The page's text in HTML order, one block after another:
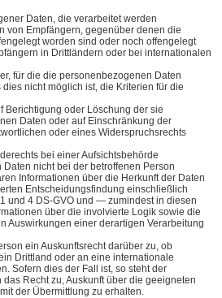
Daten, die verarbeitet werden
von Empfängern, gegenüber denen die
worden sind oder noch offengelegt
in Drittländern oder bei internationalen
für die die personenbezogenen Daten
nicht möglich ist, die Kriterien für die
Berichtigung oder Löschung der sie
Daten oder auf Einschränkung der
oder eines Widerspruchsrechts
bei einer Aufsichtsbehörde
nicht bei der betroffenen Person
Informationen über die Herkunft der Daten
Entscheidungsfindung einschließlich
und 4 DS-GVO und — zumindest in diesen
über die involvierte Logik sowie die
Auswirkungen einer derartigen Verarbeitung
ein Auskunftsrecht darüber zu, ob
Drittland oder an eine internationale
Sofern dies der Fall ist, so steht der
Recht zu, Auskunft über die geeigneten
der Übermittlung zu erhalten.